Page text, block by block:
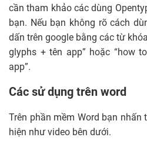
cần tham khảo các dùng
bạn. Nếu bạn không rõ cách
dấn trên google bằng các từ
glyphs + tên app” hoặc “how
app”.
Các sử dụng trên word
Trên phần mềm Word bạn nhấn
hiện như video bên dưới.